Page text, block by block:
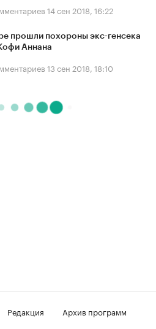
14 сен 2018, 16:22
прошли похороны экс-генсека
Аннана
13 сен 2018, 18:10
Редакция
Архив программ